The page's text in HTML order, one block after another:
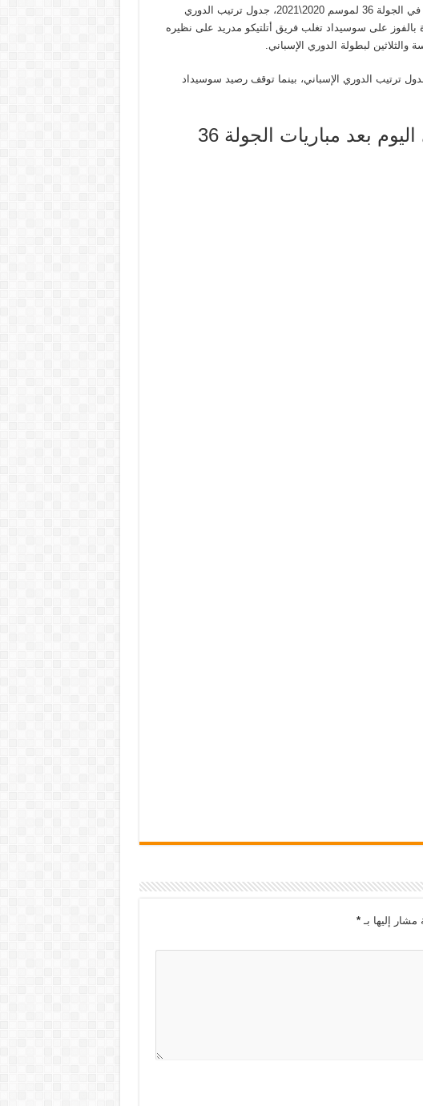
ترتيب الدوري الإسباني بعد نتائج مباريات اليوم الثلاثاء في الجولة 36 لموسم 2020\2021، جدول ترتيب الدوري
على الصدارة بالفوز على سوسيداد تغلب فريق أتلتيكو مدريد على نظيره
لبطولة الدوري الإسباني.
جدول ترتيب الدوري الإسباني، بينما توقف رصيد سوسيداد
بعد مباريات الجولة 36
مشار إليها بـ*